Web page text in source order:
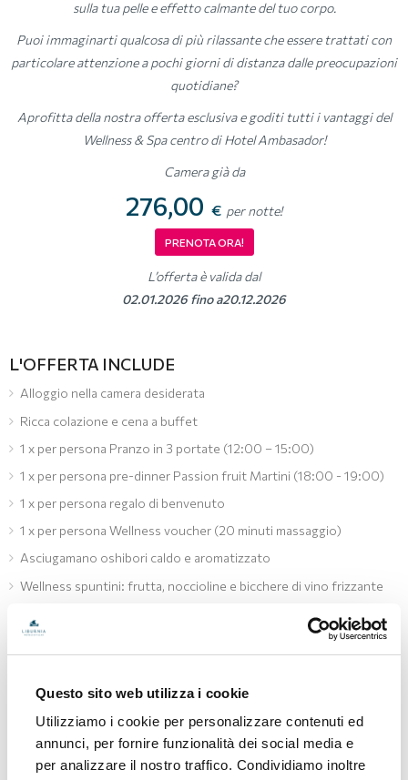
Questo sito web utilizza i cookie
Utilizziamo i cookie per personalizzare contenuti ed
annunci, per fornire funzionalità dei social media e
per analizzare il nostro traffico. Condividiamo inoltre
sulla tua pelle e effetto calmante del tuo corpo.
Puoi immaginarti qualcosa di più rilassante che essere trattati con
particolare attenzione a pochi giorni di distanza dalle preocupazioni
quotidiane?
Aprofitta della nostra offerta esclusiva e goditi tutti i vantaggi del
Wellness & Spa centro di Hotel Ambasador!
Camera già da
276,00 € per notte!
PRENOTA ORA!
L’offerta è valida dal
02.01.2026 fino a20.12.2026
L'OFFERTA INCLUDE
Alloggio nella camera desiderata
Ricca colazione e cena a buffet
1 x per persona Pranzo in 3 portate (12:00 – 15:00)
1 x per persona pre-dinner Passion fruit Martini (18:00 - 19:00)
1 x per persona regalo di benvenuto
1 x per persona Wellness voucher (20 minuti massaggio)
Asciugamano oshibori caldo e aromatizzato
Wellness spuntini: frutta, noccioline e bicchere di vino frizzante
Uso della piscina interna con l'acqua marina riscaldata e spa zona
Pillow menu (possibilità di scelta del cuscino)
Early check-in e late check-out (secondo la disponibilità)
Hotel Ambasador